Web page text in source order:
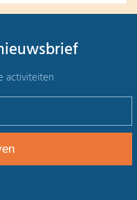
activiteiten